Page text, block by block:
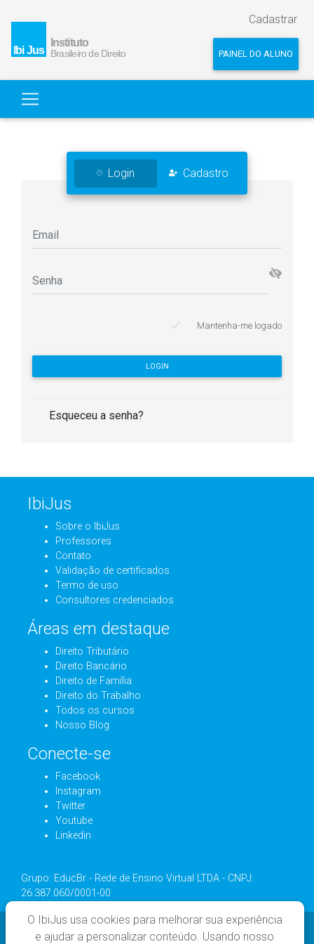
Cadastrar
PAINEL DO ALUNO
Login Cadastro
Mantenha-me logado
LOGIN
Esqueceu a senha?
IbiJus
Sobre o IbiJus
Professores
Contato
Validação de certificados
Termo de uso
Consultores credenciados
Áreas em destaque
Direito Tributário
Direito Bancário
Direito de Família
Direito do Trabalho
Todos os cursos
Nosso Blog
Conecte-se
Facebook
Instagram
Twitter
Youtube
Linkedin
Grupo: EducBr - Rede de Ensino Virtual LTDA - CNPJ:
26.387.060/0001-00
O IbiJus usa cookies para melhorar sua experiência
e ajudar a personalizar conteúdo. Usando nosso